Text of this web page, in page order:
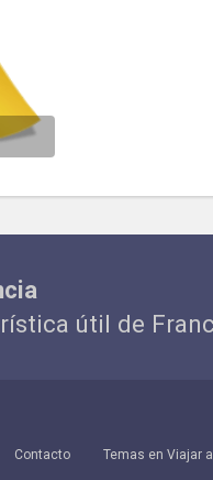
útil de
Contacto Temas en Viajar